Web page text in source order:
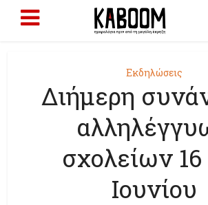
Εκδηλώσεις
Διήμερη
σχολείων 16
Ιουνίου